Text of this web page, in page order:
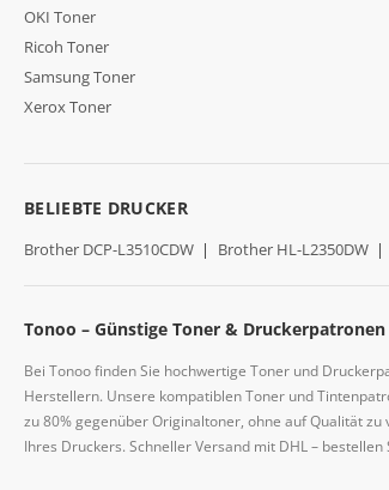
OKI Toner
Ricoh Toner
Samsung Toner
Xerox Toner
BELIEBTE DRUCKER
Brother DCP-L3510CDW | Brother HL-L2350DW |
Tonoo – Günstige Toner &
Bei Tonoo finden Sie hochwertige Toner und
Herstellern. Unsere kompatiblen Toner und
zu 80% gegenüber Originaltoner, ohne auf Qualität
Ihres Druckers. Schneller Versand mit DHL –